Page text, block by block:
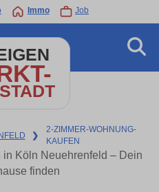
Immo Job
❯
2-ZIMMER-WOHNUNG-
KAUFEN
Köln Neuehrenfeld – Dein
finden